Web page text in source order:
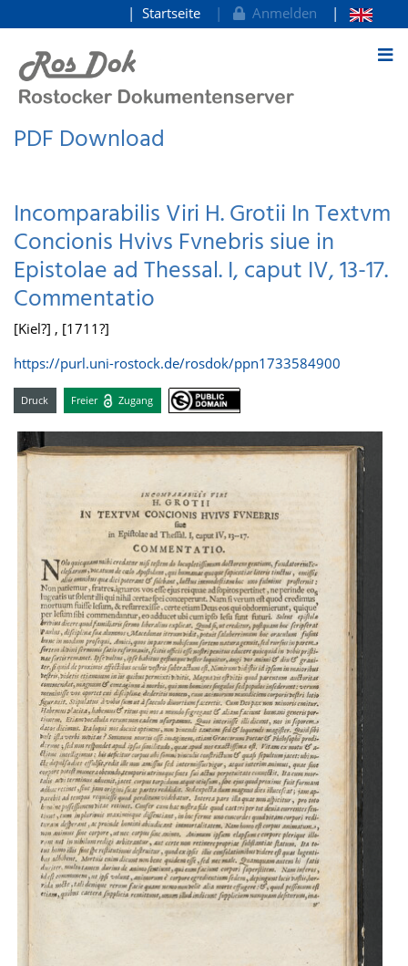
zum Inhalt
Startseite Anmelden
PDF Download
Incomparabilis Viri H. Grotii In Textvm
Concionis Hvivs Fvnebris siue in
Epistolae ad Thessal. I, caput IV, 13-17.
Commentatio
[Kiel?] , [1711?]
https://purl.uni-rostock.de/rosdok/ppn1733584900
Druck Freier Zugang